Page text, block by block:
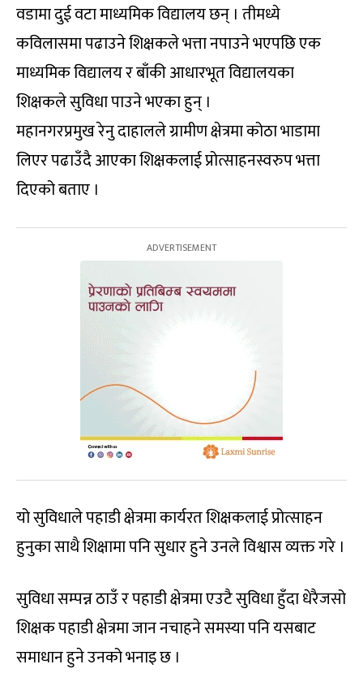
वडामा दुई वटा माध्यमिक विद्यालय छन् । तीमध्ये
कविलासमा पढाउने शिक्षकले भत्ता नपाउने भएपछि एक
माध्यमिक विद्यालय र बाँकी आधारभूत विद्यालयका
शिक्षकले सुविधा पाउने भएका हुन् ।
महानगरप्रमुख रेनु दाहालले ग्रामीण क्षेत्रमा कोठा भाडामा
लिएर पढाउँदै आएका शिक्षकलाई प्रोत्साहनस्वरुप भत्ता
दिएको बताए ।
यो सुविधाले पहाडी क्षेत्रमा कार्यरत शिक्षकलाई प्रोत्साहन
हुनुका साथै शिक्षामा पनि सुधार हुने उनले विश्वास व्यक्त गरे ।
सुविधा सम्पन्न ठाउँ र पहाडी क्षेत्रमा एउटै सुविधा हुँदा धेरैजसो
शिक्षक पहाडी क्षेत्रमा जान नचाहने समस्या पनि यसबाट
समाधान हुने उनको भनाइ छ ।